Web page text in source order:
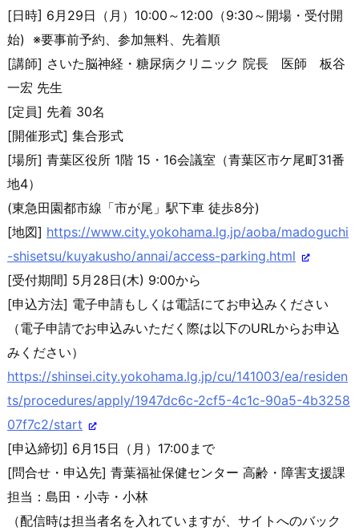
[日時] 6月29日（月）10:00～12:00（9:30～開場・受付開
始) ※要事前予約、参加無料、先着順
[講師] さいた脳神経・糖尿病クリニック 院長 医師 板谷
一宏 先生
[定員] 先着 30名
[開催形式] 集合形式
[場所] 青葉区役所 1階 15・16会議室（青葉区市ケ尾町31番
地4）
(東急田園都市線「市が尾」駅下車 徒歩8分)
[地図] https://www.city.yokohama.lg.jp/aoba/madoguchi
-shisetsu/kuyakusho/annai/access-parking.html
[受付期間] 5月28日(木) 9:00から
[申込方法] 電子申請もしくは電話にてお申込みください
（電子申請でお申込みいただく際は以下のURLからお申込
みください）
https://shinsei.city.yokohama.lg.jp/cu/141003/ea/residen
ts/procedures/apply/1947dc6c-2cf5-4c1c-90a5-4b3258
07f7c2/start
[申込締切] 6月15日（月）17:00まで
[問合せ・申込先] 青葉福祉保健センター 高齢・障害支援課
担当：島田・小寺・小林
（配信時は担当者名を入れていますが、サイトへのバック